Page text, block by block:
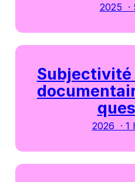
2025 ·
Subjectivité
2026 · 1